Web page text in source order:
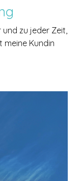
und zu jeder Zeit,
meine Kundin